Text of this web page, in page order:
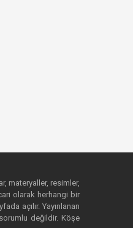
materyaller, resimler,
olarak herhangi bir
açılır. Yayınlanan
değildir. Köşe